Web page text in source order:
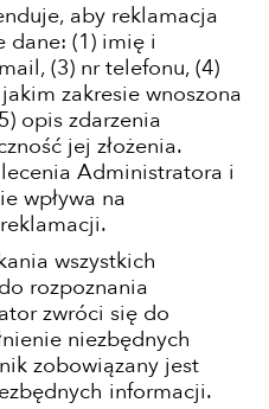
aby reklamacja
dane: (1) imię i
(3) nr telefonu, (4)
zakresie wnoszona
opis zdarzenia
jej złożenia.
Administratora i
wpływa na
wszystkich
rozpoznania
zwróci się do
niezbędnych
zobowiązany jest
informacji.